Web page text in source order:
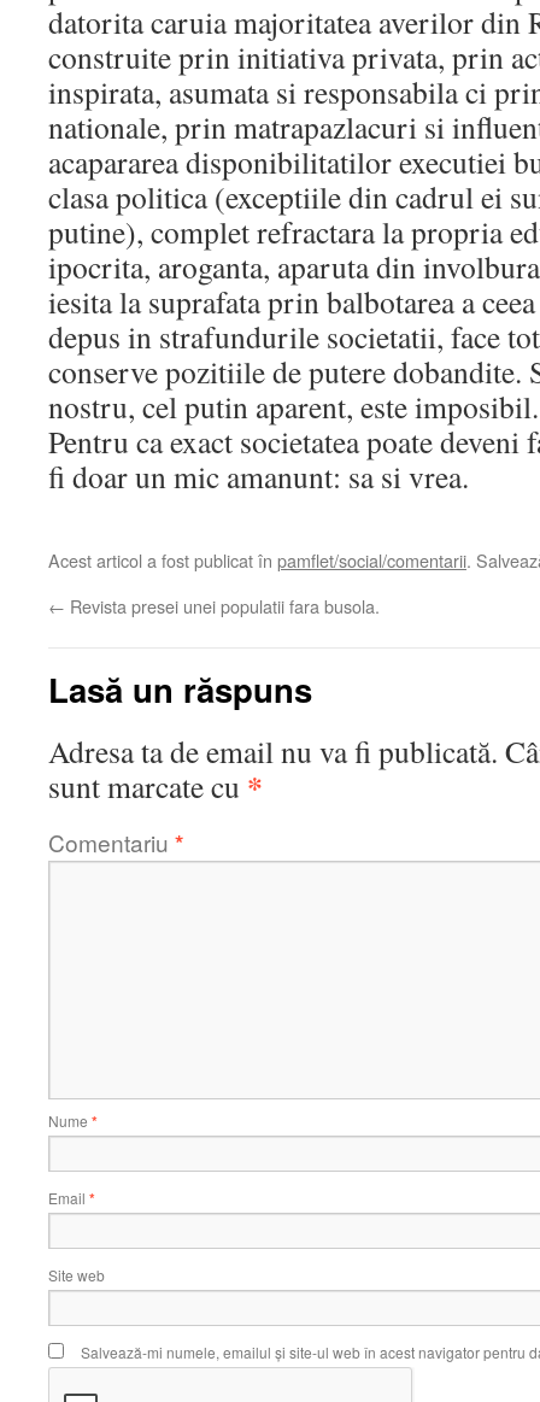
datorita caruia majoritatea averilor din
construite prin initiativa privata, prin
inspirata, asumata si responsabila ci
nationale, prin matrapazlacuri si
acapararea disponibilitatilor executiei
clasa politica (exceptiile din cadrul ei
putine), complet refractara la propria
ipocrita, aroganta, aparuta din
iesita la suprafata prin balbotarea a
depus in strafundurile societatii, face
conserve pozitiile de putere
nostru, cel putin aparent, este
Pentru ca exact societatea poate
fi doar un mic amanunt: sa si vrea.
Acest articol a fost publicat în pamflet/social/comentarii.
← Revista presei unei populatii fara busola.
Lasă un răspuns
Adresa ta de email nu va fi publicată.
sunt marcate cu *
Comentariu *
Nume *
Email *
Site web
Salvează-mi numele, emailul și site-ul web în acest navigator pentru